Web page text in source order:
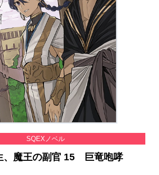
採用情報
ス サイト内検索
SQEXノベル
、魔王の副官 15 巨竜咆哮